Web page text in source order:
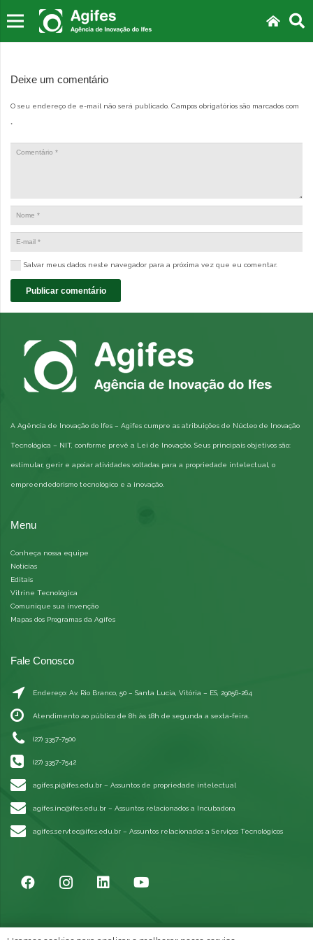
Deixe um comentário
O seu endereço de e-mail não será publicado. Campos obrigatórios são marcados com
*
Salvar meus dados neste navegador para a próxima vez que eu comentar.
Publicar comentário
A Agência de Inovação do Ifes – Agifes cumpre as atribuições de Núcleo de Inovação
Tecnológica – NIT, conforme prevê a Lei de Inovação. Seus principais objetivos são:
estimular, gerir e apoiar atividades voltadas para a propriedade intelectual, o
empreendedorismo tecnológico e a inovação.
Menu
Conheça nossa equipe
Notícias
Editais
Vitrine Tecnológica
Comunique sua invenção
Mapas dos Programas da Agifes
Fale Conosco
Endereço: Av. Rio Branco, 50 – Santa Lucia, Vitória – ES, 29056-264
Atendimento ao público de 8h às 18h de segunda a sexta-feira.
(27) 3357-7500
(27) 3357-7542
agifes.pi@ifes.edu.br – Assuntos de propriedade intelectual
agifes.inc@ifes.edu.br – Assuntos relacionados a Incubadora
agifes.servtec@ifes.edu.br – Assuntos relacionados a Serviços Tecnológicos